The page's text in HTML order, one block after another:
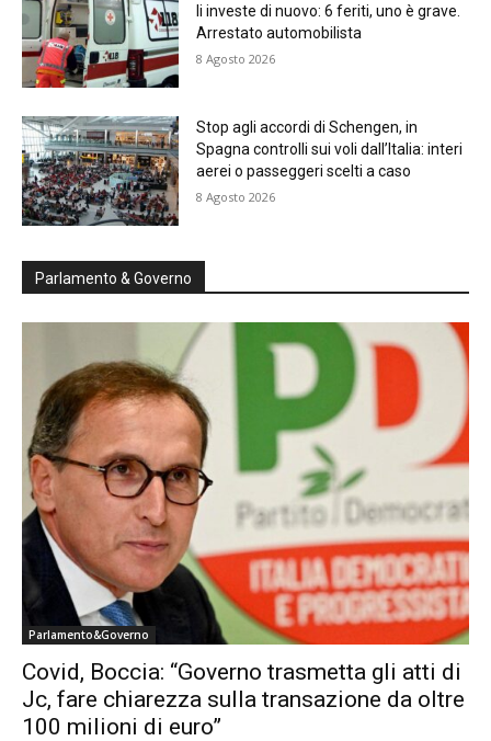
li investe di nuovo: 6 feriti, uno è grave.
Arrestato automobilista
8 Agosto 2026
Stop agli accordi di Schengen, in
Spagna controlli sui voli dall’Italia: interi
aerei o passeggeri scelti a caso
8 Agosto 2026
Parlamento & Governo
Parlamento&Governo
Covid, Boccia: “Governo trasmetta gli atti di
Jc, fare chiarezza sulla transazione da oltre
100 milioni di euro”